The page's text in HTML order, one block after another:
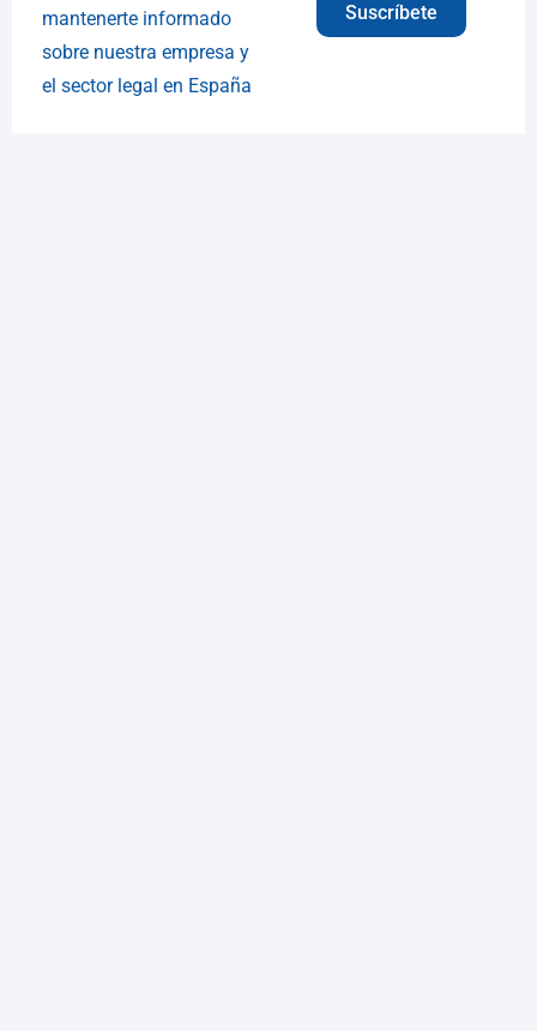
mantenerte informado
sobre nuestra empresa y
el sector legal en España
Suscríbete